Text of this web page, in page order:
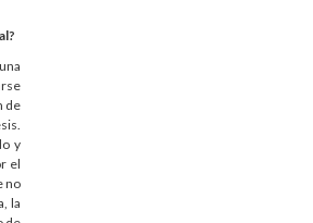
de
y
el
no
la